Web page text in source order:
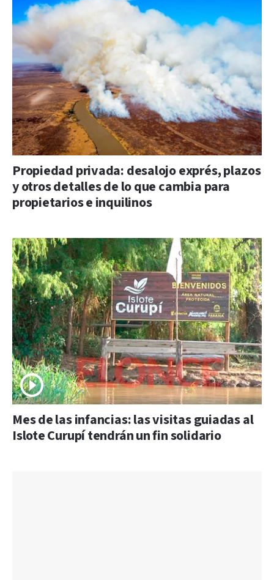
Propiedad privada: desalojo exprés, plazos
y otros detalles de lo que cambia para
propietarios e inquilinos
Mes de las infancias: las visitas guiadas al
Islote Curupí tendrán un fin solidario